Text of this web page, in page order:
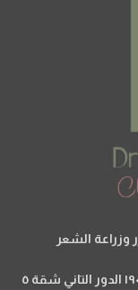
وزراعة الشعر